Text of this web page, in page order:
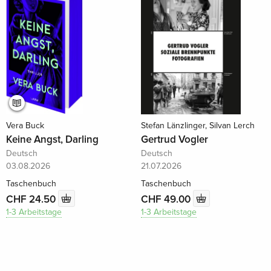
Vera Buck
Keine Angst, Darling
Deutsch
03.08.2026
Taschenbuch
CHF 24.50
1-3 Arbeitstage
Stefan Länzlinger, Silvan Lerch
Gertrud Vogler
Deutsch
21.07.2026
Taschenbuch
CHF 49.00
1-3 Arbeitstage